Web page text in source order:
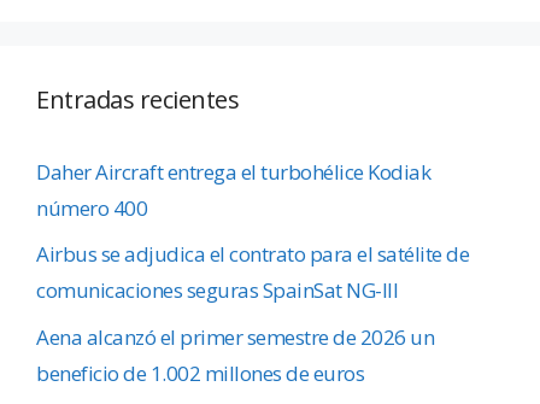
Entradas recientes
Daher Aircraft entrega el turbohélice Kodiak
número 400
Airbus se adjudica el contrato para el satélite de
comunicaciones seguras SpainSat NG-III
Aena alcanzó el primer semestre de 2026 un
beneficio de 1.002 millones de euros